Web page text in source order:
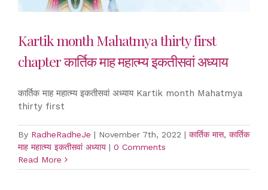
Kartik month Mahatmya thirty first
chapter कार्तिक माह महात्म्य इकतीसवां अध्याय
कार्तिक माह महात्म्य इकतीसवां अध्याय Kartik month Mahatmya
thirty first
By RadheRadheJe | November 7th, 2022 | कार्तिक मास, कार्तिक
माह महात्म्य इकतीसवां अध्याय | 0 Comments
Read More